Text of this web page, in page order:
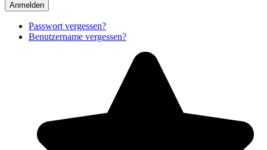
Anmelden
Passwort vergessen?
Benutzername vergessen?